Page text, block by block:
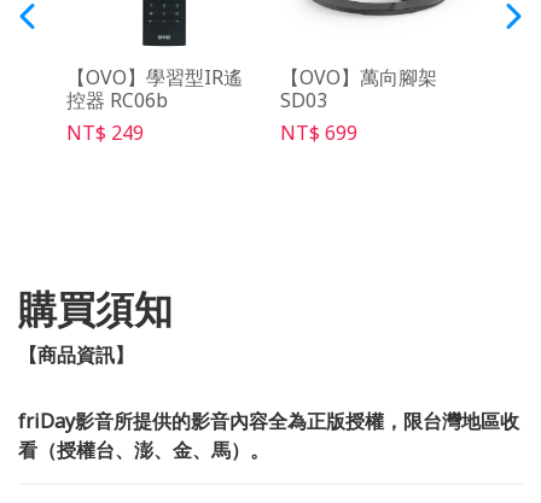
【OVO】學習型IR遙
控器 RC06b
NT$ 249
【OVO】萬向腳架
SD03
NT$ 699
購買須知
【商品資訊】
friDay影音所提供的影音內容全為正版授權，限台灣地區收
看（授權台、澎、金、馬）。